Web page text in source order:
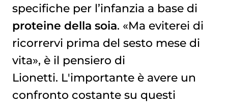
specifiche per l’infanzia a base di
proteine della soia. «Ma eviterei di
ricorrervi prima del sesto mese di
vita», è il pensiero di
Lionetti. L'importante è avere un
confronto costante su questi